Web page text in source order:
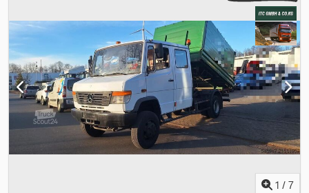
2 081 h,
Varusteet:ABS, AdBlue, ilmastointi, sähköinen ikkunansäätö,
1 / 7